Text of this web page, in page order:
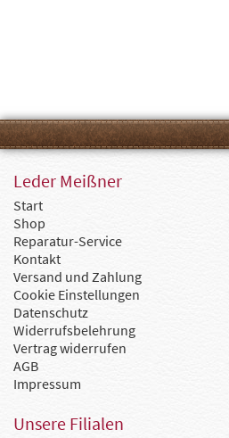
Leder Meißner
Start
Shop
Reparatur-Service
Kontakt
Versand und Zahlung
Cookie Einstellungen
Datenschutz
Widerrufsbelehrung
Vertrag widerrufen
AGB
Impressum
Unsere Filialen